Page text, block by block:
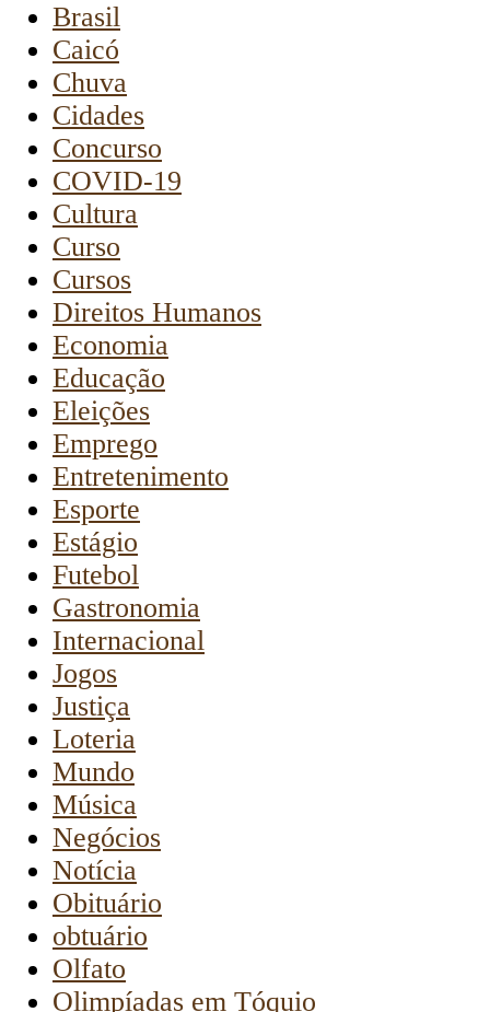
Brasil
Caicó
Chuva
Cidades
Concurso
COVID-19
Cultura
Curso
Cursos
Direitos Humanos
Economia
Educação
Eleições
Emprego
Entretenimento
Esporte
Estágio
Futebol
Gastronomia
Internacional
Jogos
Justiça
Loteria
Mundo
Música
Negócios
Notícia
Obituário
obtuário
Olfato
Olimpíadas em Tóquio